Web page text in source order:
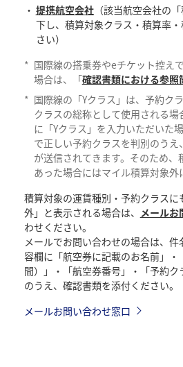
提携航空会社（該当航空会社の
下し、積算対象クラス・積算率
さい）
* 国際線の搭乗券やeチケット控え
場合は、「確認書類における参照
* 国際線の「Yクラス」は、予約ク
クラスの総称として使用される場
に「Yクラス」を入力いただいた
で正しい予約クラスを判別のう
が送信されてきます。そのため
あった場合にはマイル積算対象外
積算対象の運賃種別・予約クラス
外」と表示される場合は、 メールお
わせください。
メールでお問い合わせの場合は、
容欄に「航空券に記載のお名前」
間）」・「航空券番号」・「予約
のうえ、確認書類を添付ください。
メールお問い合わせ窓口